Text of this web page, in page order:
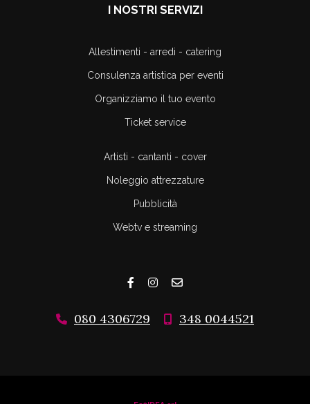
I NOSTRI SERVIZI
Allestimenti - arredi - catering
Consulenza artistica per eventi
Organizziamo il tuo evento
Ticket service
Artisti - cantanti - cover
Noleggio attrezzature
Pubblicità
Webtv e streaming
080 4306729 348 0044521